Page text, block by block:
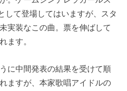
して登場してはいますが、スタ
実装なこの曲。票を伸ばして
ます。
に中間発表の結果を受けて順
ますが、本家歌唱アイドルの